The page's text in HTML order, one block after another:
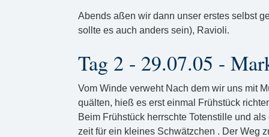
Abends aßen wir dann unser erstes selbst
sollte es auch anders sein), Ravioli.
Tag 2 - 29.07.05 -
Vom Winde verweht Nach dem wir uns mit
quälten, hieß es erst einmal Frühstück
Beim Frühstück herrschte Totenstille und
zeit für ein kleines Schwätzchen . Der Weg